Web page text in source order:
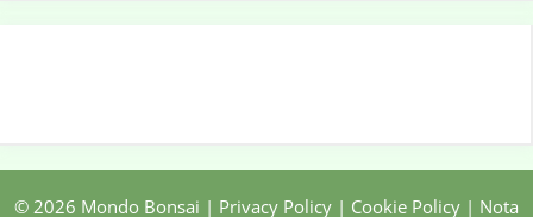
© 2026 Mondo Bonsai | Privacy Policy | Cookie Policy | Nota